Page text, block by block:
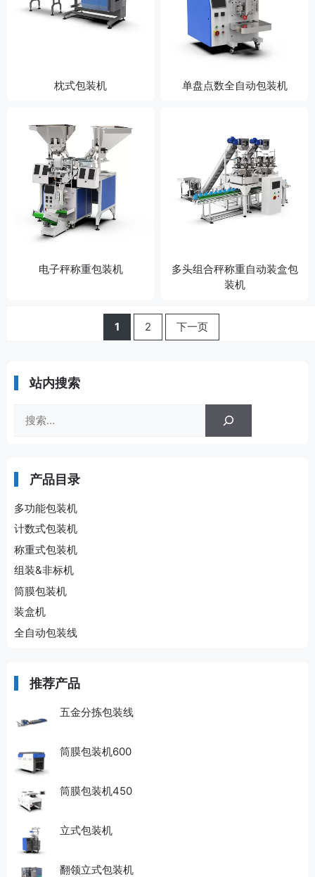
枕式包装机 单盘点数全自动包装机
电子秤称重包装机
多头组合秤称重自动装盒包
装机
页
面
1
页
面
2 下一页
站内搜索
产品目录
多功能包装机
计数式包装机
称重式包装机
组装&非标机
筒膜包装机
装盒机
全自动包装线
推荐产品
五金分拣包装线
筒膜包装机600
筒膜包装机450
立式包装机
翻领立式包装机